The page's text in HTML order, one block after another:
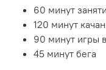
60 минут
120 минут
90 минут игры
45 минут бега